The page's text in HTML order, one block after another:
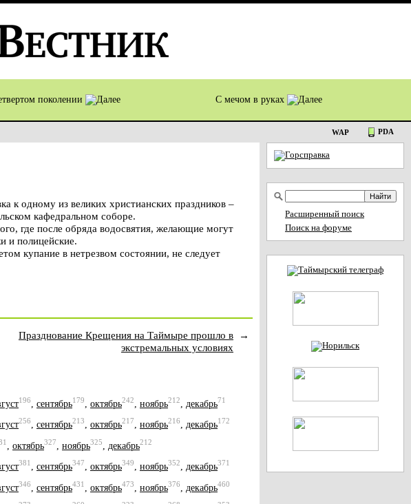
поколении С мечом в руках
WAP PDA
одному из великих христианских праздников –
кафедральном соборе.
где после обряда водосвятия, желающие могут
и полицейские.
купание в нетрезвом состоянии, не следует
Празднование Крещения на Таймыре прошло в
экстремальных условиях
→
196 сентябрь179 октябрь242 ноябрь212 декабрь71
256, сентябрь213, октябрь217, ноябрь216, декабрь172
октябрь327 ноябрь325 декабрь212
381, сентябрь347, октябрь349, ноябрь352, декабрь371
346 сентябрь431 октябрь473 ноябрь376 декабрь460
Расширенный поиск
Поиск на форуме